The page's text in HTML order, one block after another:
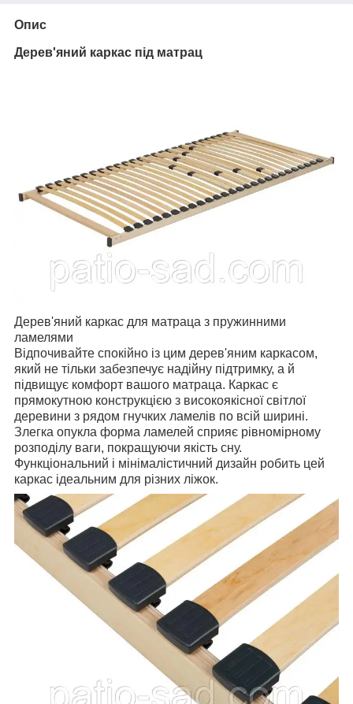
Опис
Дерев'яний каркас під матрац
Дерев'яний каркас для матраца з пружинними
ламелями
Відпочивайте спокійно із цим дерев'яним каркасом,
який не тільки забезпечує надійну підтримку, а й
підвищує комфорт вашого матраца. Каркас є
прямокутною конструкцією з високоякісної світлої
деревини з рядом гнучких ламелів по всій ширині.
Злегка опукла форма ламелей сприяє рівномірному
розподілу ваги, покращуючи якість сну.
Функціональний і мінімалістичний дизайн робить цей
каркас ідеальним для різних ліжок.